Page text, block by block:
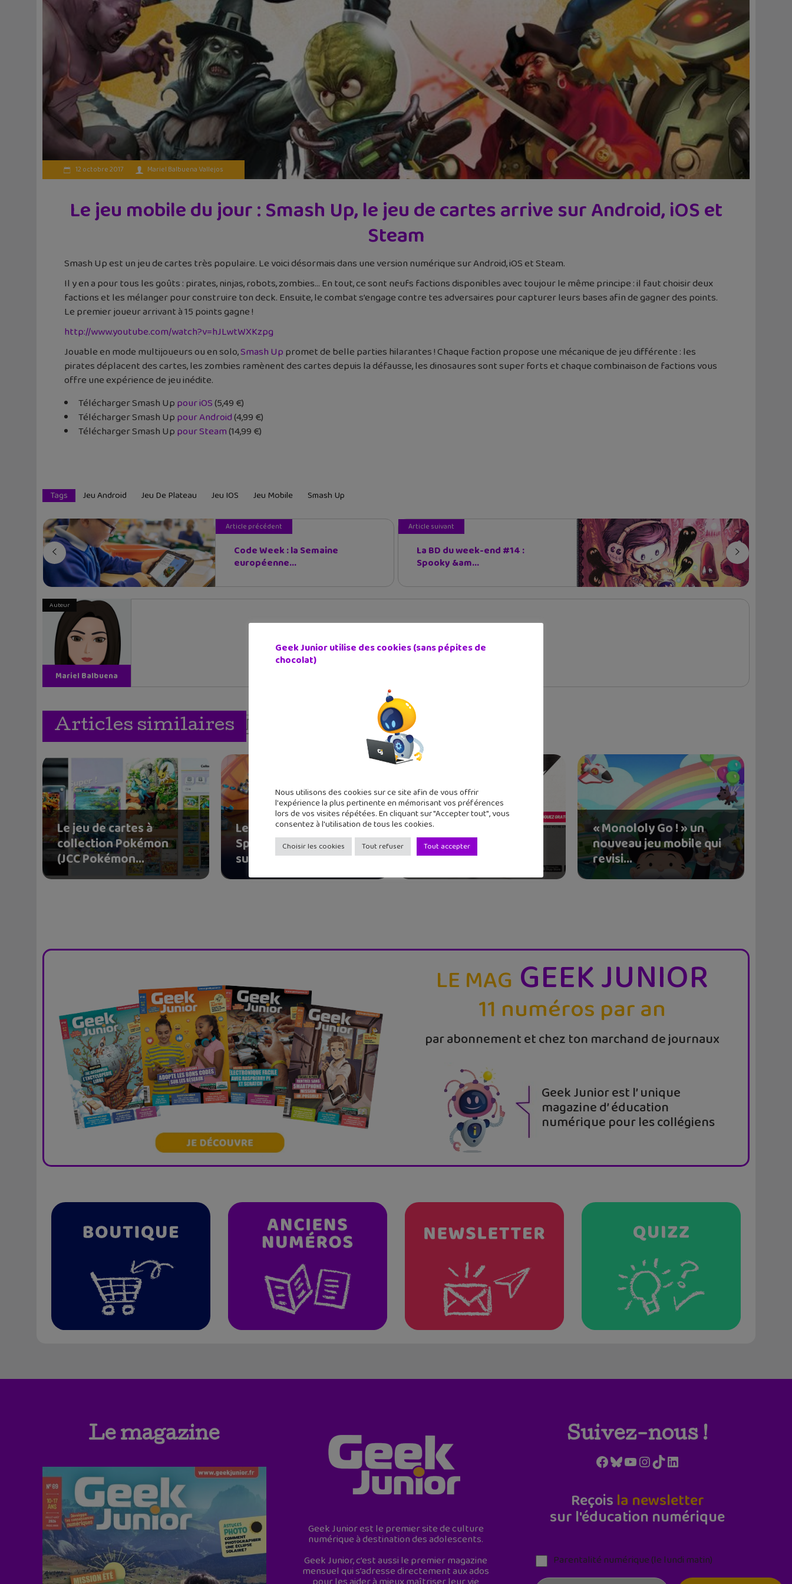
12 octobre 2017 Mariel Balbuena Vallejos
Le jeu mobile du jour : Smash Up, le jeu de cartes arrive sur Android, iOS et
Steam
Smash Up est un jeu de cartes très populaire. Le voici désormais dans une version numérique sur Android, iOS et Steam.
Il y en a pour tous les goûts : pirates, ninjas, robots, zombies… En tout, ce sont neufs factions disponibles avec toujour le même principe : il faut choisir deux
factions et les mélanger pour construire ton deck. Ensuite, le combat s’engage contre tes adversaires pour capturer leurs bases afin de gagner des points.
Le premier joueur arrivant à 15 points gagne !
http://www.youtube.com/watch?v=hJLwtWXKzpg
Jouable en mode multijoueurs ou en solo,Smash Uppromet de belle parties hilarantes ! Chaque faction propose une mécanique de jeu différente : les
pirates déplacent des cartes, les zombies ramènent des cartes depuis la défausse, les dinosaures sont super forts et chaque combinaison de factions vous
offre une expérience de jeu inédite.
Télécharger Smash Uppour iOS(5,49 €)
Télécharger Smash Uppour Android(4,99 €)
Télécharger Smash Uppour Steam(14,99 €)
Tags Jeu Android Jeu De Plateau Jeu IOS Jeu Mobile Smash Up
Article précédent
Code Week : la Semaine
européenne...
Article suivant
La BD du week-end #14 :
Spooky &am...
Auteur
Mariel Balbuena
Articles similaires
Le jeu de cartes à
collection Pokémon
(JCC Pokémon...
Le jeu de course Disney
Speedstorm disponible
sur...
Le jeu NBA Infinite
débarque sur mobile
« Monololy Go ! » un
nouveau jeu mobile qui
revisi...
LE MAG GEEK JUNIOR
11 numéros par an
par abonnement et chez ton marchand de journaux
Geek Junior est l’ unique
magazine d’ éducation
numérique pour les collégiens
Le magazine
Geek Junior est le premier site de culture
numérique à destination des adolescents.
Geek Junior, c’est aussi le premier magazine
mensuel qui s’adresse directement aux ados
Suivez-nous !
Facebook
Bluesky
YouTube
Instagram
TikTokLinkedIn
Reçois la newsletter
sur l'éducation numérique
Parentalité numérique (le lundi matin)
Geek Junior utilise des cookies (sans pépites de
chocolat)
Nous utilisons des cookies sur ce site afin de vous offrir
l'expérience la plus pertinente en mémorisant vos préférences
lors de vos visites répétées. En cliquant sur "Accepter tout", vous
consentez à l'utilisation de tous les cookies.
Choisir les cookies Tout refuser Tout accepter